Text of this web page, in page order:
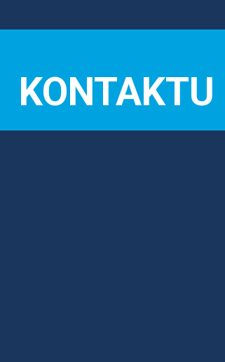
KONTAKTU